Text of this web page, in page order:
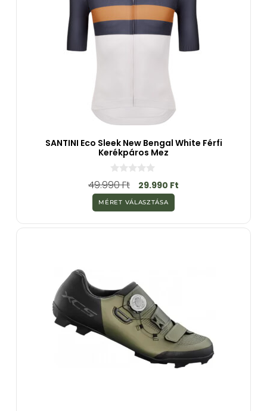
SANTINI Eco Sleek New Bengal White Férfi
Kerékpáros Mez
0
a
5
-
b
ő
49.990Ft 29.990 Ft
MÉRET VÁLASZTÁSA